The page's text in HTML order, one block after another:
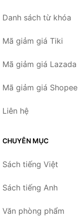
Danh sách từ khóa
Mã giảm giá Tiki
Mã giảm giá Lazada
Mã giảm giá Shopee
Liên hệ
CHUYÊN MỤC
Sách tiếng Việt
Sách tiếng Anh
Văn phòng phẩm